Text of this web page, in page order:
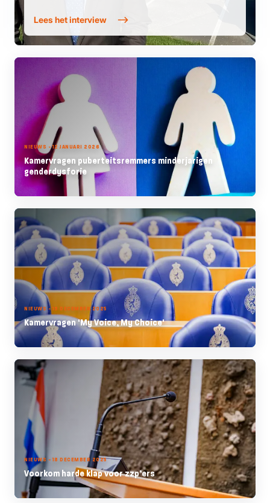
Lees het interview
NIEUWS - 12 JANUARI 2026
Kamervragen puberteitsremmers minderjarigen
genderdysforie
NIEUWS - 19 DECEMBER 2025
Kamervragen 'My Voice, My Choice'
NIEUWS - 18 DECEMBER 2025
Voorkom harde klap voor zzp’ers